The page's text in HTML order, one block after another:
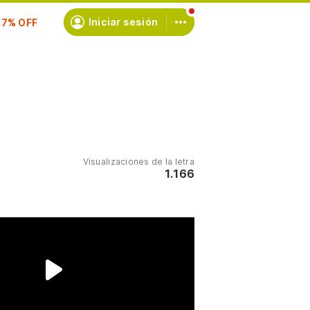
Iniciar sesión
Visualizaciones de la letra
1.166